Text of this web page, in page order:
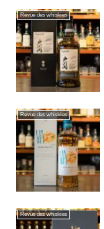
Revue des whiskies
Revue des whiskies
Revue des whiskies